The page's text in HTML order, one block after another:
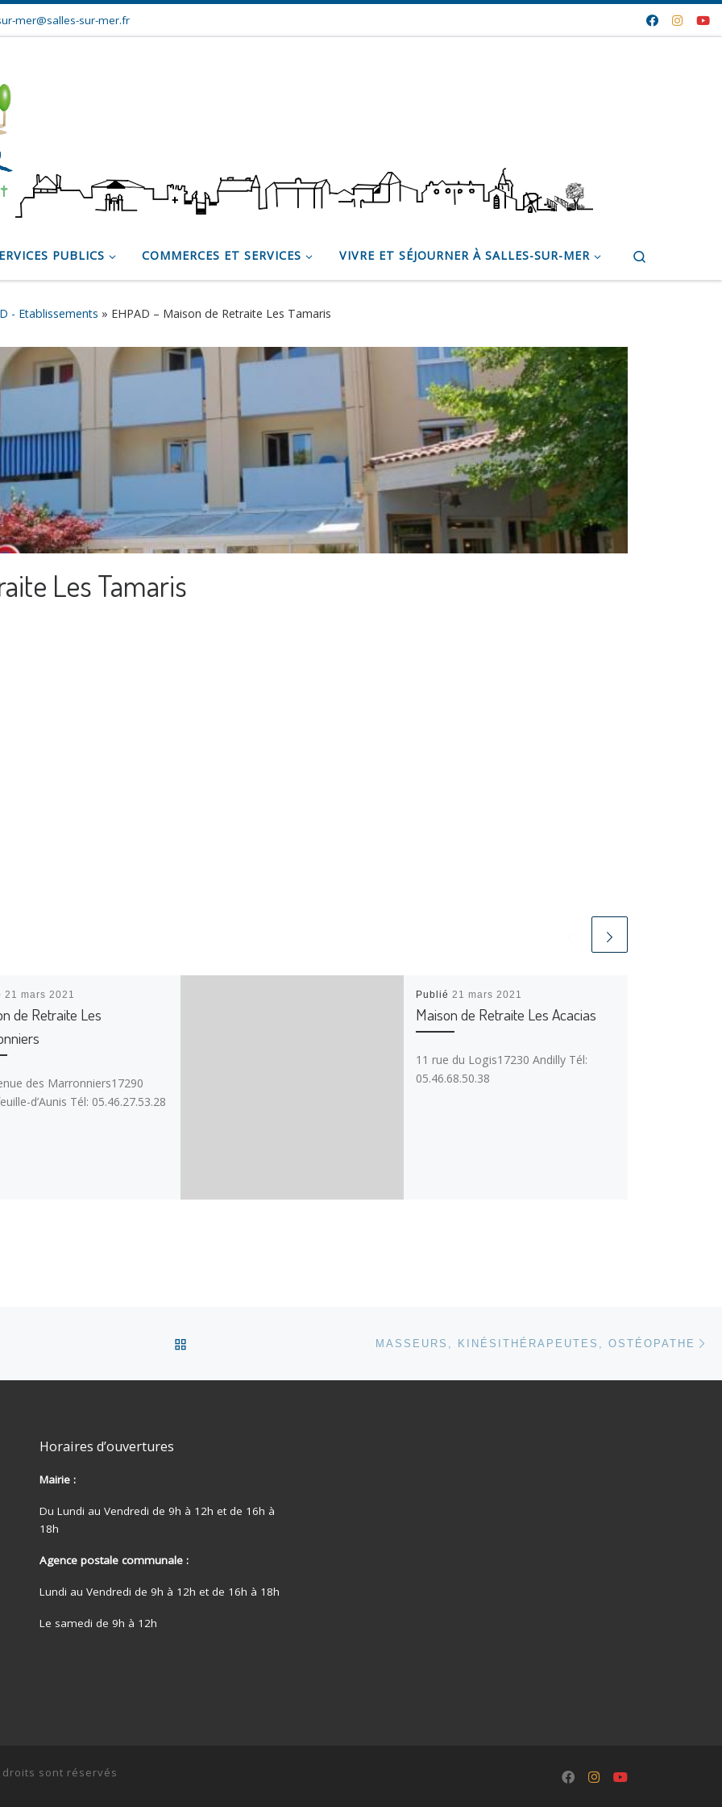
mer@salles-sur-mer.fr
PUBLICS COMMERCES ET SERVICES VIVRE ET SÉJOURNER À SALLES-SUR-MER
- Etablissements » EHPAD – Maison de Retraite Les Tamaris
Les Tamaris
21 mars 2021
de Retraite Les
des Marronniers17290
d’Aunis Tél: 05.46.27.53.28
Publié 21 mars 2021
Maison de Retraite Les Acacias
11 rue du Logis17230 Andilly Tél:
05.46.68.50.38
RETOUR À LA LISTE DES ARTICLESMASSEURS, KINÉSITHÉRAPEUTES, OSTÉOPATHE
Horaires d’ouvertures
Mairie :
Du Lundi au Vendredi de 9h à 12h et de 16h à
18h
Agence postale communale :
Lundi au Vendredi de 9h à 12h et de 16h à 18h
Le samedi de 9h à 12h
droits sont réservés